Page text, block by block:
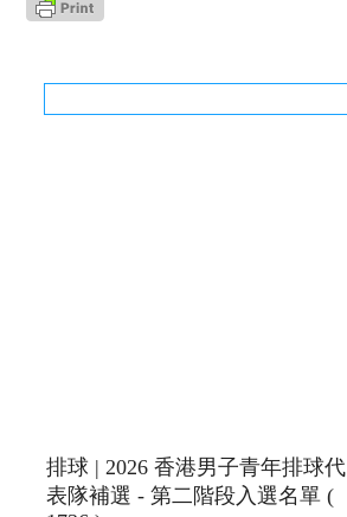
排球 | 2026 香港男子青年排球代
表隊補選 - 第二階段入選名單 (